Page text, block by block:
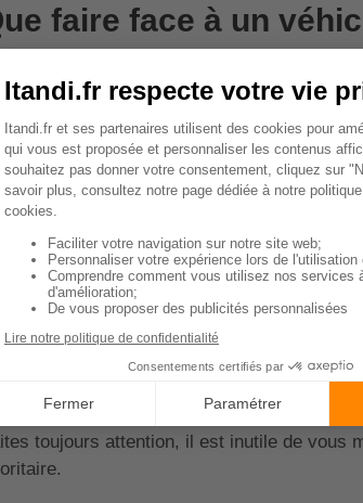
faire face à un
code de la route indique qu'un véhicule
lumineux (gyrophare) ou
le caractère urgent de l'intervention
et les piétons.
ce cas, les véhicules prioritaires ont le
non-respect d'un stop, excès de
tant que conducteur, vous avezl'obligation
et/ou visuels sont enclenchés. En
côté, voire vous arrêtez.
but est de libérer la route, afin qu'ils
vous pouvez monter sur le trottoir et/
toujours attention, il est inutile de vous